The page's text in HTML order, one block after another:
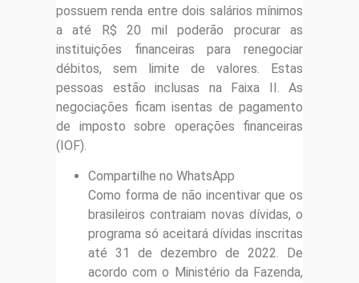
possuem renda entre dois salários mínimos
a até R$ 20 mil poderão procurar as
instituições financeiras para renegociar
débitos, sem limite de valores. Estas
pessoas estão inclusas na Faixa II. As
negociações ficam isentas de pagamento
de imposto sobre operações financeiras
(IOF).
Compartilhe no WhatsApp
Como forma de não incentivar que os
brasileiros contraiam novas dívidas, o
programa só aceitará dívidas inscritas
até 31 de dezembro de 2022. De
acordo com o Ministério da Fazenda,